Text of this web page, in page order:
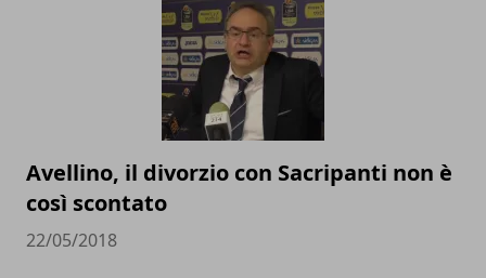
Avellino, il divorzio con Sacripanti non è
così scontato
22/05/2018